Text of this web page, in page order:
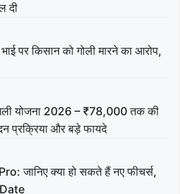
दी
पर किसान को गोली मारने का आरोप,
योजना 2026 – ₹78,000 तक की
प्रक्रिया और बड़े फायदे
जानिए क्या हो सकते हैं नए फीचर्स,